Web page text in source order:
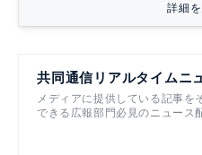
詳細
共同通信リアルタイムニ
メディアに提供している記事を
できる広報部門必見のニュース